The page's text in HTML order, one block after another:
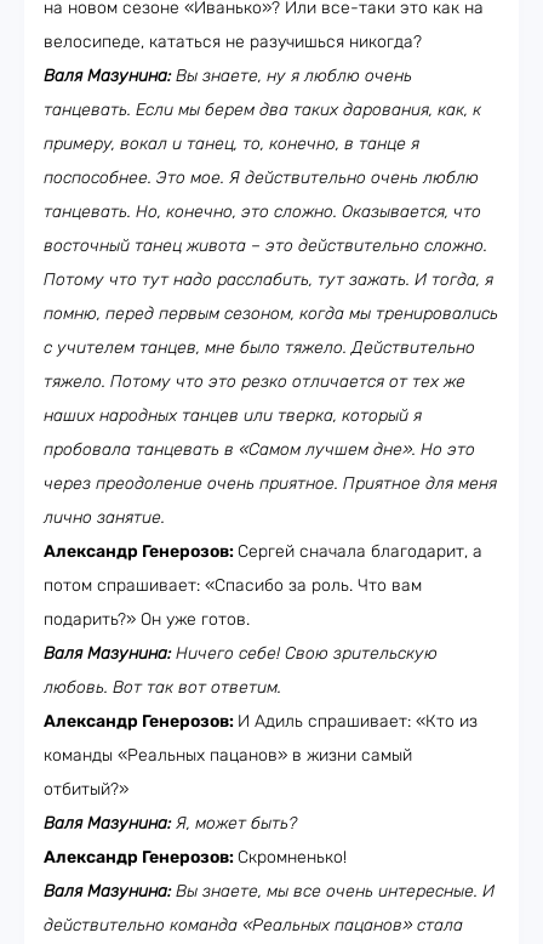
на новом сезоне «Иванько»? Или все-таки это как на
велосипеде, кататься не разучишься никогда?
Валя Мазунина:Вы знаете, ну я люблю очень
танцевать. Если мы берем два таких дарования, как, к
примеру, вокал и танец, то, конечно, в танце я
поспособнее. Это мое. Я действительно очень люблю
танцевать. Но, конечно, это сложно. Оказывается, что
восточный танец живота – это действительно сложно.
Потому что тут надо расслабить, тут зажать. И тогда, я
помню, перед первым сезоном, когда мы тренировались
с учителем танцев, мне было тяжело. Действительно
тяжело. Потому что это резко отличается от тех же
наших народных танцев или тверка, который я
пробовала танцевать в «Самом лучшем дне». Но это
через преодоление очень приятное. Приятное для меня
лично занятие.
Александр Генерозов: Сергей сначала благодарит, а
потом спрашивает: «Спасибо за роль. Что вам
подарить?» Он уже готов.
Валя Мазунина:Ничего себе! Свою зрительскую
любовь. Вот так вот ответим.
Александр Генерозов: И Адиль спрашивает: «Кто из
команды «Реальных пацанов» в жизни самый
отбитый?»
Валя Мазунина:Я, может быть?
Александр Генерозов: Скромненько!
Валя Мазунина:Вы знаете, мы все очень интересные. И
действительно команда «Реальных пацанов» стала